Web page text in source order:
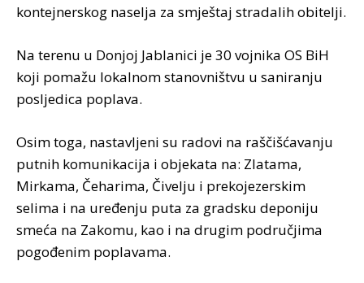
kontejnerskog naselja za smještaj stradalih obitelji.
Na terenu u Donjoj Jablanici je 30 vojnika OS BiH
koji pomažu lokalnom stanovništvu u saniranju
posljedica poplava.
Osim toga, nastavljeni su radovi na raščišćavanju
putnih komunikacija i objekata na: Zlatama,
Mirkama, Čeharima, Čivelju i prekojezerskim
selima i na uređenju puta za gradsku deponiju
smeća na Zakomu, kao i na drugim područjima
pogođenim poplavama.